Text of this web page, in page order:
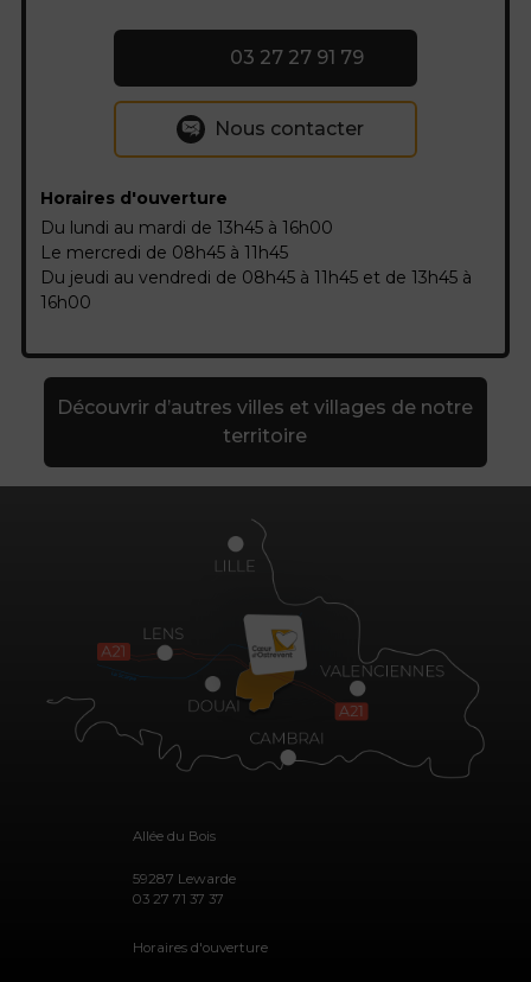
03 27 27 91 79
Nous contacter
Horaires d'ouverture
Du lundi au mardi de 13h45 à 16h00
Le mercredi de 08h45 à 11h45
Du jeudi au vendredi de 08h45 à 11h45 et de 13h45 à
16h00
Découvrir d’autres villes et villages de notre
territoire
Allée du Bois
59287 Lewarde
03 27 71 37 37
Horaires d'ouverture